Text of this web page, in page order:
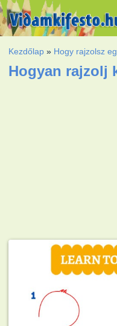
Kezdőlap » Hogy rajzolsz
Hogyan rajzolj